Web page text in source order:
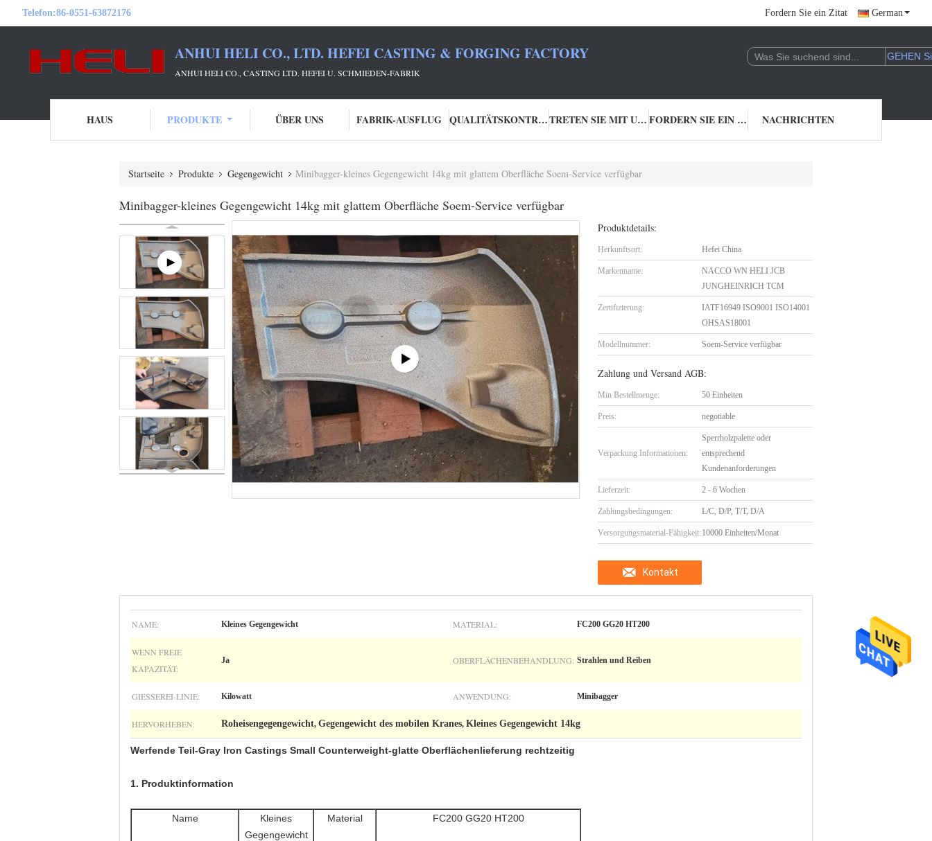
Telefon:86-0551-63872176 Fordern Sie ein Zitat German
ANHUI HELI CO., LTD. HEFEI CASTING & FORGING FACTORY
ANHUI HELI CO., CASTING LTD. HEFEI U. SCHMIEDEN-FABRIK
HAUS PRODUKTE ÜBER UNS FABRIK-AUSFLUG QUALITÄTSKONTROLLE TRETEN SIE MIT UNS IN VERBINDUNG FORDERN SIE EIN ZITAT NACHRICHTEN
Startseite Produkte Gegengewicht Minibagger-kleines Gegengewicht 14kg mit glattem Oberfläche Soem-Service verfügbar
Minibagger-kleines Gegengewicht 14kg mit glattem Oberfläche Soem-Service verfügbar
Produktdetails:
Herkunftsort: Hefei China
Markenname:
NACCO WN HELI JCB
JUNGHEINRICH TCM
Zertifizierung:
IATF16949 ISO9001 ISO14001
OHSAS18001
Modellnummer: Soem-Service verfügbar
Zahlung und Versand AGB:
Min Bestellmenge: 50 Einheiten
Preis: negotiable
Verpackung Informationen:
Sperrholzpalette oder
entsprechend
Kundenanforderungen
Lieferzeit: 2 - 6 Wochen
Zahlungsbedingungen: L/C, D/P, T/T, D/A
Versorgungsmaterial-Fähigkeit: 10000 Einheiten/Monat
Kontakt
NAME: Kleines Gegengewicht MATERIAL: FC200 GG20 HT200
WENN FREIE
KAPAZITÄT:
Ja OBERFLÄCHENBEHANDLUNG: Strahlen und Reiben
GIESSEREI-LINIE: Kilowatt ANWENDUNG: Minibagger
HERVORHEBEN: Roheisengegengewicht, Gegengewicht des mobilen Kranes, Kleines Gegengewicht 14kg
Werfende Teil-Gray Iron Castings Small Counterweight-glatte Oberflächenlieferung rechtzeitig
1. Produktinformation
Name
Kleines
Gegengewicht
Material FC200 GG20 HT200